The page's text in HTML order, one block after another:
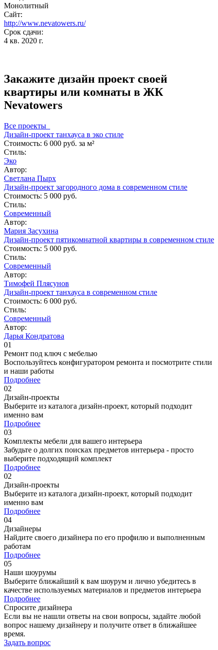
Монолитный
Сайт:
http://www.nevatowers.ru/
Срок сдачи:
4 кв. 2020 г.
Закажите дизайн проект своей
квартиры или комнаты в ЖК
Nevatowers
Все проекты
Дизайн-проект танхауса в эко стиле
Стоимость: 6 000 руб. за м²
Стиль:
Эко
Автор:
Светлана Пырх
Дизайн-проект загородного дома в современном стиле
Стоимость: 5 000 руб.
Стиль:
Современный
Автор:
Мария Засухина
Дизайн-проект пятикомнатной квартиры в современном стиле
Стоимость: 5 000 руб.
Стиль:
Современный
Автор:
Тимофей Плясунов
Дизайн-проект танхауса в современном стиле
Стоимость: 6 000 руб.
Стиль:
Современный
Автор:
Дарья Кондратова
01
Ремонт под ключ c мебелью
Воспользуйтесь конфигуратором ремонта и посмотрите стили
и наши работы
Подробнее
02
Дизайн-проекты
Выберите из каталога дизайн-проект, который подходит
именно вам
Подробнее
03
Комплекты мебели для вашего интерьера
Забудьте о долгих поисках предметов интерьера - просто
выберите подходящий комплект
Подробнее
02
Дизайн-проекты
Выберите из каталога дизайн-проект, который подходит
именно вам
Подробнее
04
Дизайнеры
Найдите своего дизайнера по его профилю и выполненным
работам
Подробнее
05
Наши шоурумы
Выберите ближайший к вам шоурум и лично убедитесь в
качестве используемых материалов и предметов интерьера
Подробнее
Спросите дизайнера
Если вы не нашли ответы на свои вопросы, задайте любой
вопрос нашему дизайнеру и получите ответ в ближайшее
время.
Задать вопрос